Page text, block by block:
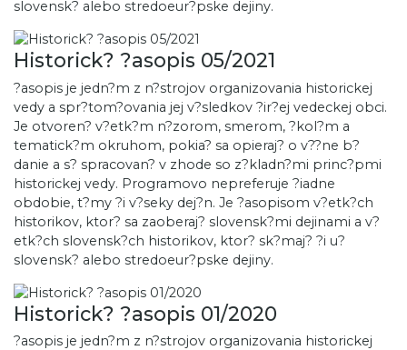
slovensk? alebo stredoeur?pske dejiny.
Historick? ?asopis 05/2021
?asopis je jedn?m z n?strojov organizovania historickej
vedy a spr?tom?ovania jej v?sledkov ?ir?ej vedeckej obci.
Je otvoren? v?etk?m n?zorom, smerom, ?kol?m a
tematick?m okruhom, pokia? sa opieraj? o v??ne b?
danie a s? spracovan? v zhode so z?kladn?mi princ?pmi
historickej vedy. Programovo nepreferuje ?iadne
obdobie, t?my ?i v?seky dej?n. Je ?asopisom v?etk?ch
historikov, ktor? sa zaoberaj? slovensk?mi dejinami a v?
etk?ch slovensk?ch historikov, ktor? sk?maj? ?i u?
slovensk? alebo stredoeur?pske dejiny.
Historick? ?asopis 01/2020
?asopis je jedn?m z n?strojov organizovania historickej